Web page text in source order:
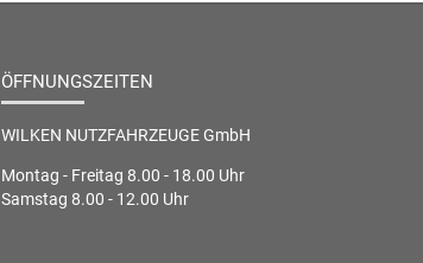
ÖFFNUNGSZEITEN
WILKEN NUTZFAHRZEUGE GmbH
Montag - Freitag 8.00 - 18.00 Uhr
Samstag 8.00 - 12.00 Uhr